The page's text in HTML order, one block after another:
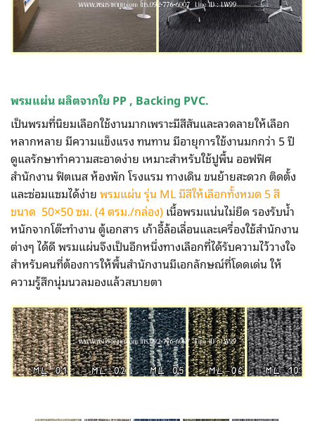
พรมแผ่น ผลิตจากใย PP , Backing PVC.
เป็นพรมที่นิยมเลือกใช้งานมากเพราะมีสีสันและลวดลายให้เลือก
หลากหลาย มีความแข็งแรง ทนทาน มีอายุการใช้งานมกกว่า 5 ปี
ดูแลรักษาทำความสะอาดง่าย เหมาะสำหรับใช้ปูพื้น ออฟฟิศ
สำนักงาน ฟิตเนส ห้องพัก โรงแรม ทางเดิน ขนย้ายสะดวก ติดตั้ง
และซ่อมแซมได้ง่ายพรมแผ่น รุ่น ML มีสีให้เลือกทั้งหมด 5 สี
ขนาด 50×50 ซม. (4 ตรม./กล่อง)เนื้อพรมแน่นไม่ยืด รองรับน้ำ
หนักจากโต๊ะทำงาน ตู้เอกสาร เก้าอี้ล้อเลื่อนและเครื่องใช้สำนักงาน
ต่างๆ ได้ดี พรมแผ่นจึงเป็นอีกหนึ่งทางเลือกที่ได้รับความไว้วางใจ
สำหรับคนที่ต้องการให้พื้นสำนักงานมีเอกลักษณ์ที่โดดเด่น ให้
ความรู้สึกนุ่มนวลมองแล้วสบายตา